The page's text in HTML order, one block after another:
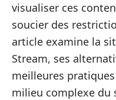
visualiser ces
soucier des
article examine la
Stream, ses
meilleures
milieu complexe du